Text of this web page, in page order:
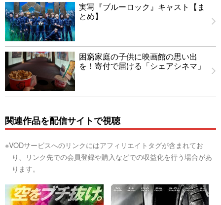
実写『ブルーロック』キャスト【ま
とめ】
困窮家庭の子供に映画館の思い出
を！寄付で届ける「シェアシネマ」
関連作品を配信サイトで視聴
※VODサービスへのリンクにはアフィリエイトタグが含まれてお
り、リンク先での会員登録や購入などでの収益化を行う場合があ
ります。